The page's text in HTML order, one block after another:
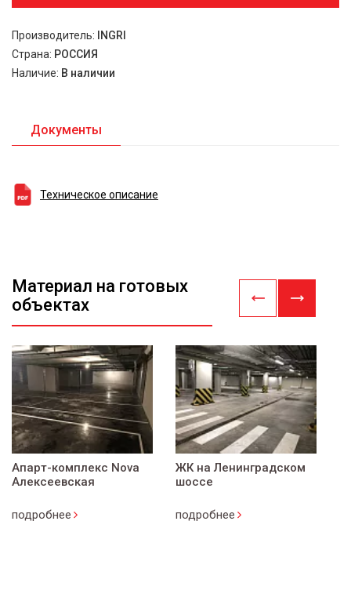
Производитель:
INGRI
Страна: РОССИЯ
Наличие: В наличии
Документы
Техническое описание
Материал на готовых
объектах
Апарт-комплекс Nova
Алексеевская
подробнее
ЖК на Ленинградском
шоссе
подробнее